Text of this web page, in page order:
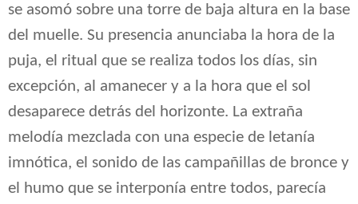
se asomó sobre una torre de baja altura en la base
del muelle. Su presencia anunciaba la hora de la
puja, el ritual que se realiza todos los días, sin
excepción, al amanecer y a la hora que el sol
desaparece detrás del horizonte. La extraña
melodía mezclada con una especie de letanía
imnótica, el sonido de las campañillas de bronce y
el humo que se interponía entre todos, parecía